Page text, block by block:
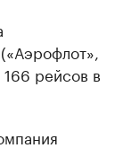
рейсов в